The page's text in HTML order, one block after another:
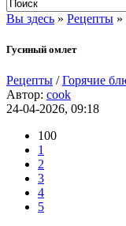
Вы здесь » Рецепты »
Гусиный омлет
Рецепты /Горячие
Автор: cook
24-04-2026, 09:18
100
1
2
3
4
5